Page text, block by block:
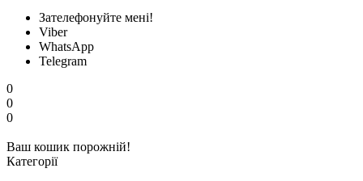
Зателефонуйте мені!
Viber
WhatsApp
Telegram
0
0
0
Ваш кошик порожній!
Категорії